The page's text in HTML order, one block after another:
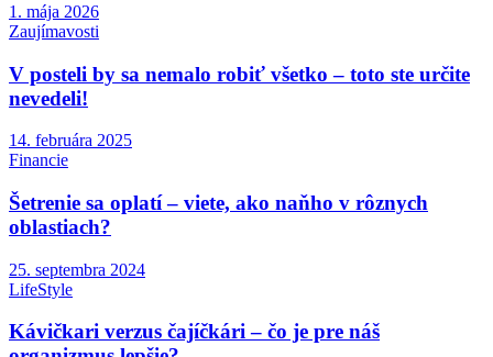
1. mája 2026
Zaujímavosti
V posteli by sa nemalo robiť všetko – toto ste určite
nevedeli!
14. februára 2025
Financie
Šetrenie sa oplatí – viete, ako naňho v rôznych
oblastiach?
25. septembra 2024
LifeStyle
Kávičkari verzus čajíčkári – čo je pre náš